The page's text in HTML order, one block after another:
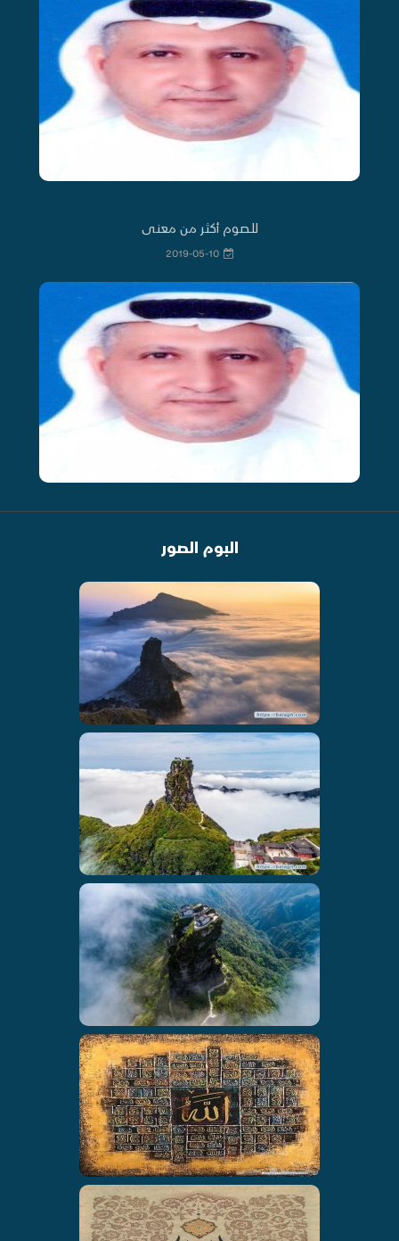
للصوم أكثر من معنى
2019-05-10
البوم الصور